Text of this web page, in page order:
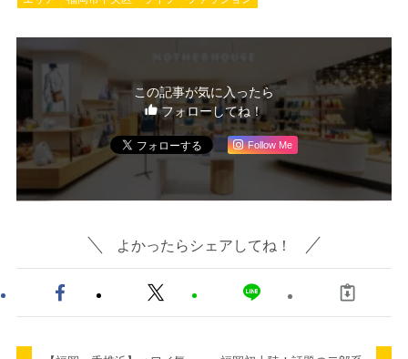
この記事が気に入ったら
フォローしてね！
Follow Me
よかったらシェアしてね！